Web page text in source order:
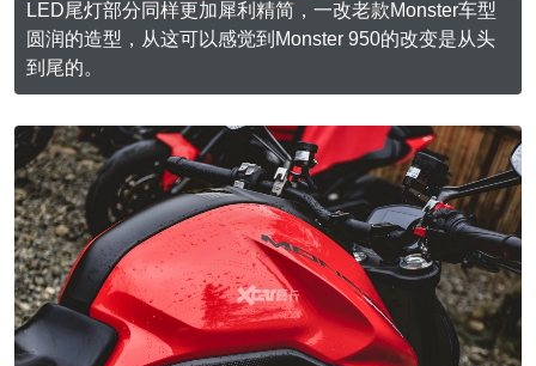
LED尾灯部分同样更加犀利精简，一改老款Monster车型
圆润的造型，从这可以感觉到Monster 950的改变是从头
到尾的。